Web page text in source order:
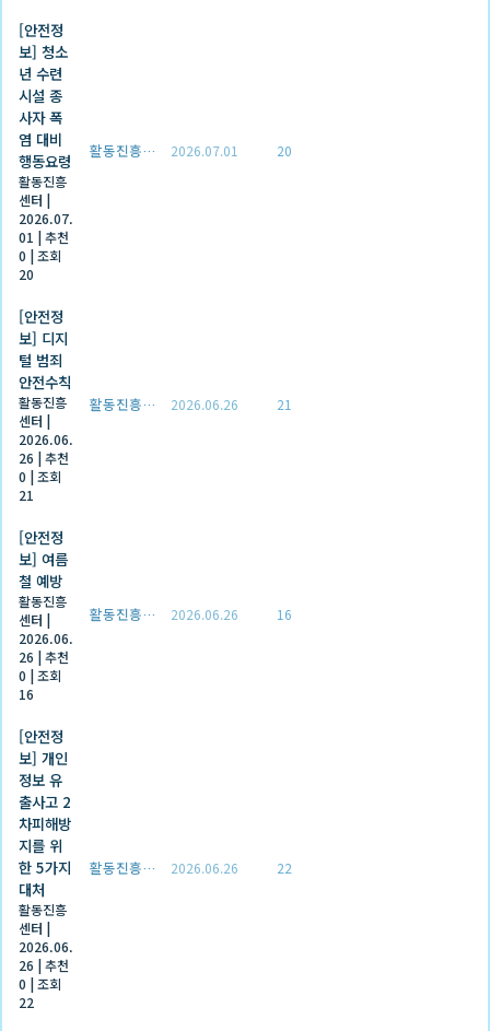
[안전정
보] 청소
년 수련
시설 종
사자 폭
염 대비
행동요령
활동진흥
센터 |
2026.07.
01 |추천
0 |조회
20
활동진흥센터 2026.07.01 20
[안전정
보] 디지
털 범죄
안전수칙
활동진흥
센터 |
2026.06.
26 |추천
0 |조회
21
활동진흥센터 2026.06.26 21
[안전정
보] 여름
철 예방
활동진흥
센터 |
2026.06.
26 |추천
0 |조회
16
활동진흥센터 2026.06.26 16
[안전정
보] 개인
정보 유
출사고 2
차피해방
지를 위
한 5가지
대처
활동진흥
센터 |
2026.06.
26 |추천
0 |조회
22
활동진흥센터 2026.06.26 22